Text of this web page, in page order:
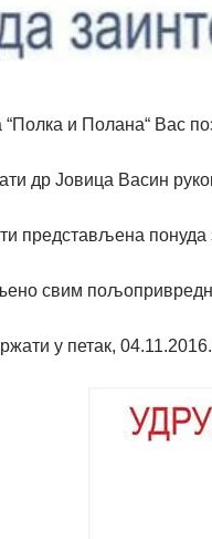
и Полана“ Вас
др Јовица Васин
представљена
свим
у петак,